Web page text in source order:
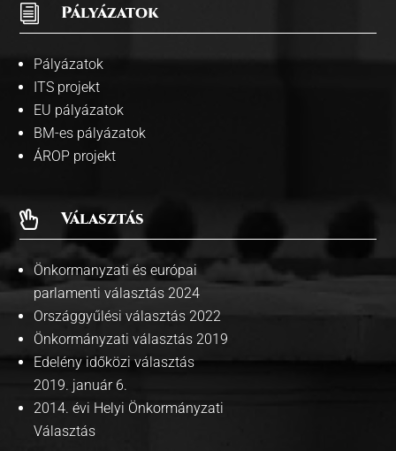
i Pályázatok
Pályázatok
ITS projekt
EU pályázatok
BM-es pályázatok
ÁROP projekt
 Választás
Önkormanyzati és európai
parlamenti választás 2024
Országgyűlési választás 2022
Önkormányzati választás 2019
Edelény időközi választás
2019. január 6.
2014. évi Helyi Önkormányzati
Választás